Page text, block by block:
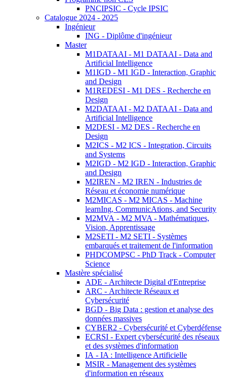
PNCIPSIC - Cycle IPSIC
Catalogue 2024 - 2025
Ingénieur
ING - Diplôme d'ingénieur
Master
M1DATAAI - M1 DATAAI - Data and
Artificial Intelligence
M1IGD - M1 IGD - Interaction, Graphic
and Design
M1REDESI - M1 DES - Recherche en
Design
M2DATAAI - M2 DATAAI - Data and
Artificial Intelligence
M2DESI - M2 DES - Recherche en
Design
M2ICS - M2 ICS - Integration, Circuits
and Systems
M2IGD - M2 IGD - Interaction, Graphic
and Design
M2IREN - M2 IREN - Industries de
Réseau et économie numérique
M2MICAS - M2 MICAS - Machine
learnIng, CommunicAtions, and Security
M2MVA - M2 MVA - Mathématiques,
Vision, Apprentissage
M2SETI - M2 SETI - Systèmes
embarqués et traitement de l'information
PHDCOMPSC - PhD Track - Computer
Science
Mastère spécialisé
ADE - Architecte Digital d'Entreprise
ARC - Architecte Réseaux et
Cybersécurité
BGD - Big Data : gestion et analyse des
données massives
CYBER2 - Cybersécurité et Cyberdéfense
ECRSI - Expert cybersécurité des réseaux
et des systèmes d'information
IA - IA : Intelligence Artificielle
MSIR - Management des systèmes
d'information en réseaux